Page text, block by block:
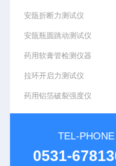
安瓿折断力测试仪
安瓿瓶圆跳动测试仪
药用软膏管检测仪器
拉环开启力测试仪
药用铝箔破裂强度仪
TEL-PHONE
0531-